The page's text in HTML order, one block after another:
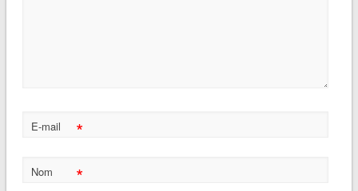
E-mail *
Nom *